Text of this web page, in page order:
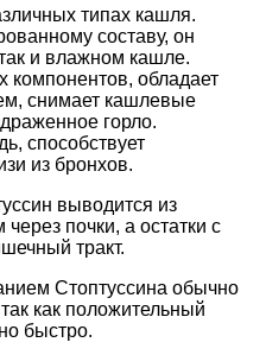
типах кашля.
составу, он
и влажном кашле.
компонентов, обладает
снимает кашлевые
горло.
способствует
из бронхов.
выводится из
почки, а остатки с
тракт.
Стоптуссина обычно
как положительный
быстро.